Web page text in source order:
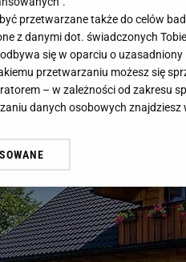
przetwarzane także do celów
z danymi dot. świadczonych
się w oparciu o
przetwarzaniu możesz się
– w zależności od zakresu
danych osobowych znajdziesz
też zgodę na zainstalowanie i
narzędzie do zarządzania
” w stopce serwisu i
za pomocą ustawień